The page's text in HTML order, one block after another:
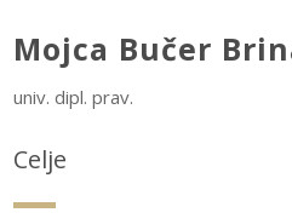
Mojca Bučer
univ. dipl. prav.
Celje